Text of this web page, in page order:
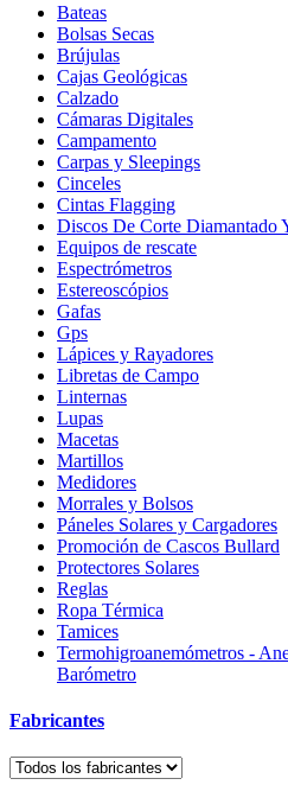
Bateas
Bolsas Secas
Brújulas
Cajas Geológicas
Calzado
Cámaras Digitales
Campamento
Carpas y Sleepings
Cinceles
Cintas Flagging
Discos De Corte Diamantado
Equipos de rescate
Espectrómetros
Estereoscópios
Gafas
Gps
Lápices y Rayadores
Libretas de Campo
Linternas
Lupas
Macetas
Martillos
Medidores
Morrales y Bolsos
Páneles Solares y Cargadores
Promoción de Cascos Bullard
Protectores Solares
Reglas
Ropa Térmica
Tamices
Termohigroanemómetros -
Barómetro
Fabricantes